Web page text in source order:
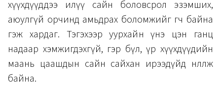
хүүхдүүддээ илүү сайн боловсрол эзэмших,
аюулгүй орчинд амьдрах боломжийг өгч байна
гэж хардаг. Тэгэхээр уурхайн үнэ цэн ганц
надаар хэмжигдэхгүй, гэр бүл, үр хүүхдүүдийн
маань цаашдын сайн сайхан ирээдүйд нөлөөлж
байна.